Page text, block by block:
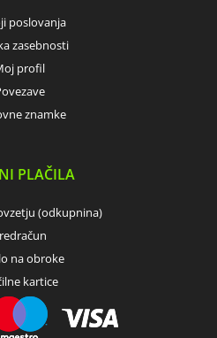
poslovanja
zasebnosti
profil
znamke
PLAČILA
(odkupnina)
na obroke
kartice